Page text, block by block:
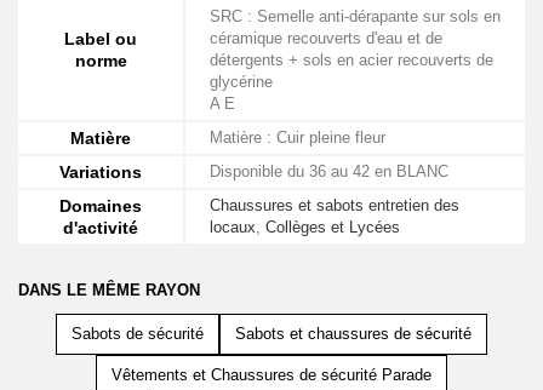
Label ou
norme
SRC : Semelle anti-dérapante sur sols en
céramique recouverts d'eau et de
détergents + sols en acier recouverts de
glycérine
A E
Matière Matière : Cuir pleine fleur
Variations Disponible du 36 au 42 en BLANC
Domaines
d'activité
Chaussures et sabots entretien des
locaux, Collèges et Lycées
DANS LE MÊME RAYON
Sabots de sécurité Sabots et chaussures de sécurité
Vêtements et Chaussures de sécurité Parade